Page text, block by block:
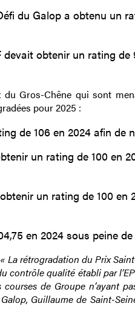
du Galop a obtenu un
obtenir un rating de
Gros-Chêne qui sont
pour 2025 :
de 106 en 2024 afin de
un rating de 100 en
un rating de 100 en
en 2024 sous peine
« La rétrogradation du Prix
contrôle qualité établi par
de Groupe n’ayant
Guillaume de Saint-